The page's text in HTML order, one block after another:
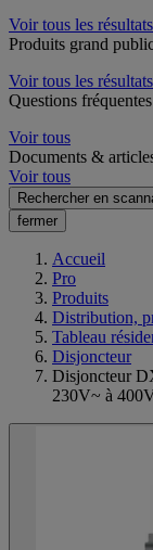
Voir tous les
Produits grand
Voir tous les
Questions fréquentes
Voir tous
Documents &
Voir tous
Rechercher en
fermer
Accueil
Pro
Produits
Distribution,
Tableau
Disjoncteur
Disjoncteur
230V~ à